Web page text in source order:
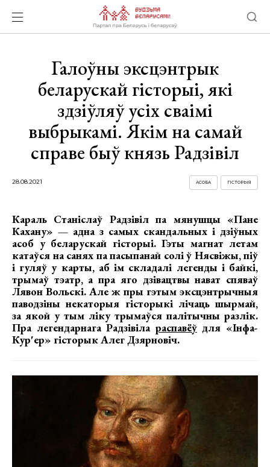
Галоўны эксцэнтрык
беларускай гісторыі, які
здзіўляў усіх сваімі
выбрыкамі. Якім на самай
справе быў князь Радзівіл
28.08.2021 ГІСТОРЫЯ
АСОБА
Караль Станіслаў Радзівіл па мянушцы «Пане
Кахану» — адна з самых скандальных і дзіўных
асоб у беларускай гісторыі. Гэты магнат летам
катаўся на санях па пасыпанай солі ў Нясвіжы, піў
і гуляў у карты, аб ім складалі легенды і байкі,
трымаў тэатр, а пра яго дзівацтвы нават спяваў
Лявон Вольскі. Але ж пры гэтым эксцэнтрычныя
паводзіны некаторыя гісторыкі лічаць шырмай,
за якой у тым ліку трымаўся палітычны разлік.
Пра легендарнага Радзівіла распавёўдля «Інфа-
Кур'ер» гісторык Алег Дзярновіч.